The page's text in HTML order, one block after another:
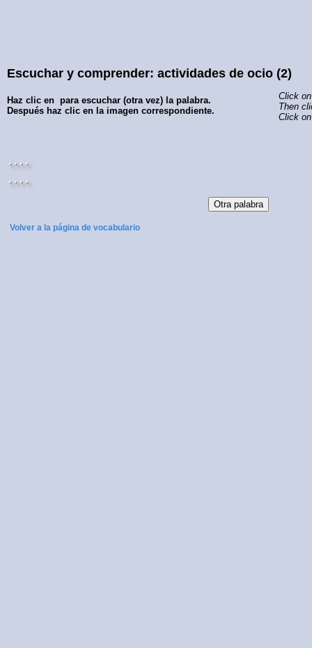
Escuchar y comprender: actividades de ocio (2)
Haz clic en para escuchar (otra vez) la palabra.
Después haz clic en la imagen correspondiente.
Click
Then
Click
Volver a la página de vocabulario